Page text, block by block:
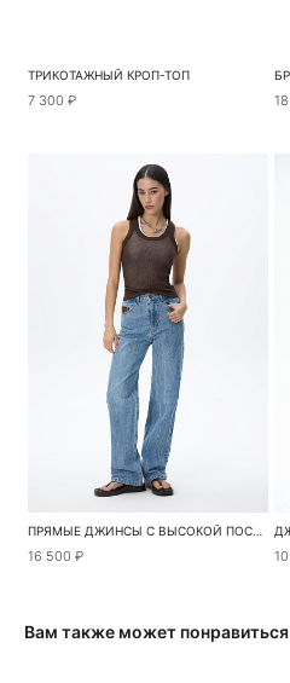
ТРИКОТАЖНЫЙ КРОП-ТОП
7 300 ₽
ПРЯМЫЕ ДЖИНСЫ С ВЫСОКОЙ ПОСАДКОЙ
16 500 ₽
Вам также может понравиться